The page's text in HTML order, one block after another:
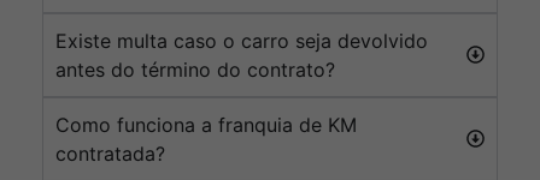
Existe multa caso o carro seja devolvido
antes do término do contrato?
Como funciona a franquia de KM
contratada?